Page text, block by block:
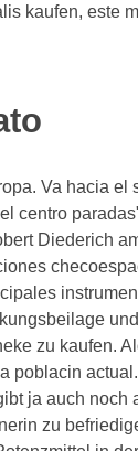
kaufen, este
Va hacia el
centro
Diederich
zu kaufen.
poblacin
ja auch
zu